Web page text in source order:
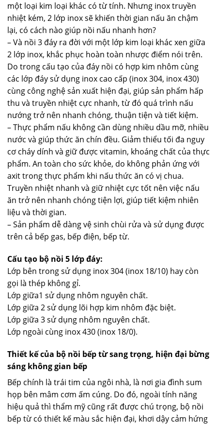
một loại kim loại khác có từ tính. Nhưng inox truyền
nhiệt kém, 2 lớp inox sẽ khiến thời gian nấu ăn chậm
lại, có cách nào giúp nồi nấu nhanh hơn?
– Và nồi 3 đáy ra đời với một lớp kim loại khác xen giữa
2 lớp inox, khắc phục hoàn toàn nhược điểm nói trên.
Do trong cấu tạo của đáy nồi có hợp kim nhôm cùng
các lớp đáy sử dụng inox cao cấp (inox 304, inox 430)
cùng công nghệ sản xuất hiện đại, giúp sản phẩm hấp
thu và truyền nhiệt cực nhanh, từ đó quá trình nấu
nướng trở nên nhanh chóng, thuận tiện và tiết kiệm.
– Thực phẩm nấu không cần dùng nhiều dầu mỡ, nhiều
nước và giúp thức ăn chín đều. Giảm thiểu tối đa nguy
cơ cháy dính và giữ được vitamin, khoáng chất của thực
phẩm. An toàn cho sức khỏe, do không phản ứng với
axit trong thực phẩm khi nấu thức ăn có vị chua.
Truyền nhiệt nhanh và giữ nhiệt cực tốt nên việc nấu
ăn trở nên nhanh chóng tiện lợi, giúp tiết kiệm nhiên
liệu và thời gian.
– Sản phẩm dễ dàng vệ sinh chùi rửa và sử dụng được
trên cả bếp gas, bếp điện, bếp từ.
Cấu tạo bộ nồi 5 lớp đáy:
Lớp bên trong sử dụng inox 304 (inox 18/10) hay còn
gọi là thép không gỉ.
Lớp giữa1 sử dụng nhôm nguyên chất.
Lớp giữa 2 sử dụng lõi hợp kim nhôm đặc biệt.
Lớp giữa 3 sử dụng nhôm nguyên chất.
Lớp ngoài cùng inox 430 (inox 18/0).
Thiết kế của bộ nồi bếp từ sang trọng, hiện đại bừng
sáng không gian bếp
Bếp chính là trái tim của ngôi nhà, là nơi gia đình sum
họp bên mâm cơm ấm cúng. Do đó, ngoài tính năng
hiệu quả thì thẩm mỹ cũng rất được chú trọng, bộ nồi
bếp từ có thiết kế màu sắc hiện đại, khơi dậy cảm hứng